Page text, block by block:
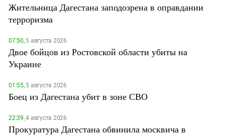
Жительница Дагестана заподозрена в оправдании
терроризма
07:50,5 августа 2026
Двое бойцов из Ростовской области убиты на
Украине
01:55,5 августа 2026
Боец из Дагестана убит в зоне СВО
22:39,4 августа 2026
Прокуратура Дагестана обвинила москвича в